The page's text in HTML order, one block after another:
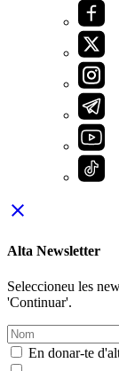
close
Alta Newsletter
Seleccioneu les
'Continuar'.
En donar-te